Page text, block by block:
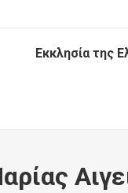
Εκκλησία της